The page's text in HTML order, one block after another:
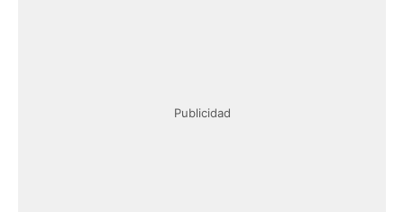
Publicidad